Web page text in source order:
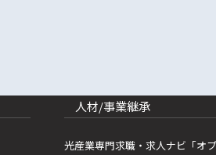
人材/事業継承
光産業専門求職・求人ナビ「オ